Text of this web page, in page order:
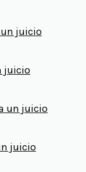
un juicio
juicio
un juicio
juicio